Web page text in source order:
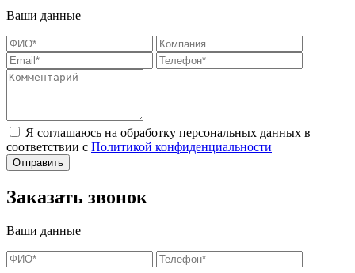
Ваши данные
Я соглашаюсь на обработку персональных данных в
соответствии с Политикой конфиденциальности
Заказать звонок
Ваши данные